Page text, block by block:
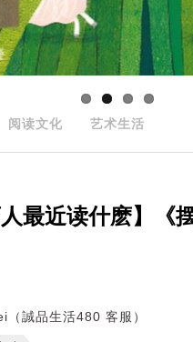
阅读文化 艺术生活
人最近读什麽】《
（誠品生活480 客服）